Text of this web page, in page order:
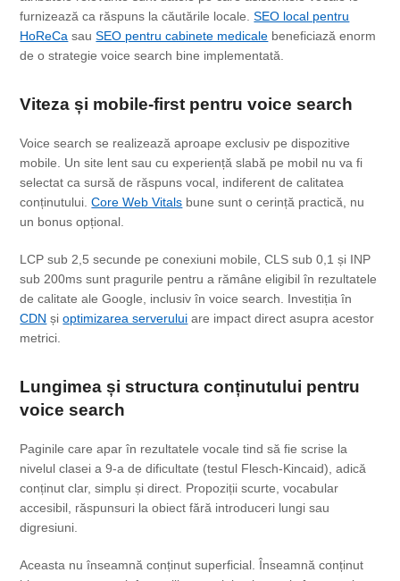
furnizează ca răspuns la căutările locale.SEO local pentru
HoReCa sauSEO pentru cabinete medicale beneficiază enorm
de o strategie voice search bine implementată.
Viteza și mobile-first pentru voice search
Voice search se realizează aproape exclusiv pe dispozitive
mobile. Un site lent sau cu experiență slabă pe mobil nu va fi
selectat ca sursă de răspuns vocal, indiferent de calitatea
conținutului.Core Web Vitals bune sunt o cerință practică, nu
un bonus opțional.
LCP sub 2,5 secunde pe conexiuni mobile, CLS sub 0,1 și INP
sub 200ms sunt pragurile pentru a rămâne eligibil în rezultatele
de calitate ale Google, inclusiv în voice search. Investiția în
CDN șioptimizarea serverului are impact direct asupra acestor
metrici.
Lungimea și structura conținutului pentru
voice search
Paginile care apar în rezultatele vocale tind să fie scrise la
nivelul clasei a 9-a de dificultate (testul Flesch-Kincaid), adică
conținut clar, simplu și direct. Propoziții scurte, vocabular
accesibil, răspunsuri la obiect fără introduceri lungi sau
digresiuni.
Aceasta nu înseamnă conținut superficial. Înseamnă conținut